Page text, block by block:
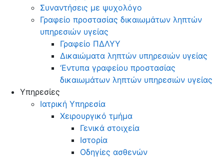
Συναντήσεις με ψυχολόγο
Γραφείο προστασίας δικαιωμάτων ληπτών
υπηρεσιών υγείας
Γραφείο ΠΔΛΥΥ
Δικαιώματα ληπτών υπηρεσιών υγείας
‘Εντυπα γραφείου προστασίας
δικαιωμάτων ληπτών υπηρεσιών υγείας
Υπηρεσίες
Ιατρική Υπηρεσία
Χειρουργικό τμήμα
Γενικά στοιχεία
Ιστορία
Οδηγίες ασθενών